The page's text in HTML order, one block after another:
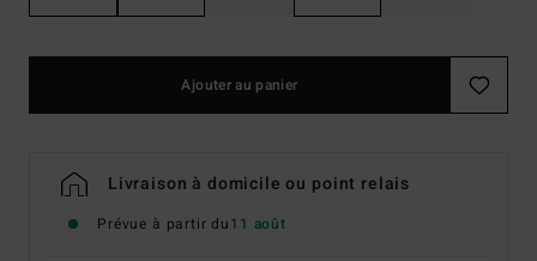
Ajouter au panier
Livraison à domicile ou point relais
Prévue à partir du11 août